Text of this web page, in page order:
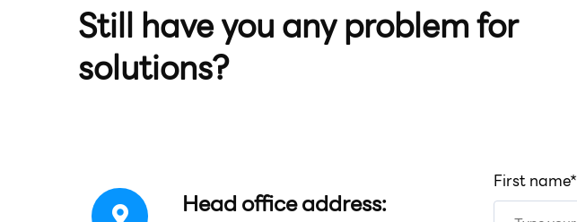
Still have you any problem for
solutions?
Head office address:
First name*